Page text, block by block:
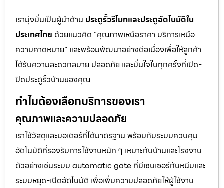
เรามุ่งมั่นเป็นผู้นำด้าน ประตูรั้วรีโมทและประตูอัตโนมัติใน
ประเทศไทย ด้วยแนวคิด “คุณภาพเหนือราคา บริการเหนือ
ความคาดหมาย” และพร้อมพัฒนาอย่างต่อเนื่องเพื่อให้ลูกค้า
ได้รับความสะดวกสบาย ปลอดภัย และมั่นใจในทุกครั้งที่เปิด-
ปิดประตูรั้วบ้านของคุณ
ทำไมต้องเลือกบริการของเรา
คุณภาพและความปลอดภัย
เราใช้วัสดุและมอเตอร์ที่ได้มาตรฐาน พร้อมกับระบบควบคุม
อัตโนมัติที่รองรับการใช้งานหนัก ๆ เหมาะกับบ้านและโรงงาน
ตัวอย่างเช่นระบบ automatic gate ที่มีเซนเซอร์กันหนีบและ
ระบบหยุด-เปิดอัตโนมัติ เพื่อเพิ่มความปลอดภัยให้ผู้ใช้งาน